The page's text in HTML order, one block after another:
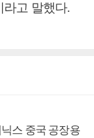
라고 말했다.
스 중국 공장용